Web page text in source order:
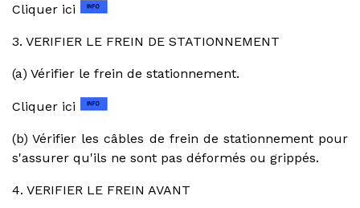
Cliquer ici
3. VERIFIER LE FREIN DE STATIONNEMENT
(a) Vérifier le frein de stationnement.
Cliquer ici
(b) Vérifier les câbles de frein de stationnement pour
s'assurer qu'ils ne sont pas déformés ou grippés.
4. VERIFIER LE FREIN AVANT